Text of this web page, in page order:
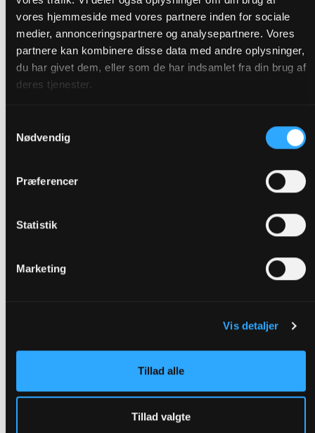
vores hjemmeside med vores partnere inden for sociale
medier, annonceringspartnere og analysepartnere. Vores
partnere kan kombinere disse data med andre oplysninger,
du har givet dem, eller som de har indsamlet fra din brug af
deres tjenester.
Nødvendig
Præferencer
Statistik
Marketing
Vis detaljer
Tillad alle
Tillad valgte
Prof. Niels Henrik Gregersen, Københavns
Universitet, og Jonas Adelin Jørgensen om
webinar "Økonomisk ulighed og kirkernes
menneskets rolle i den store fortælling." Lektor